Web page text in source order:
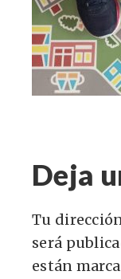
Deja
Tu
será
están